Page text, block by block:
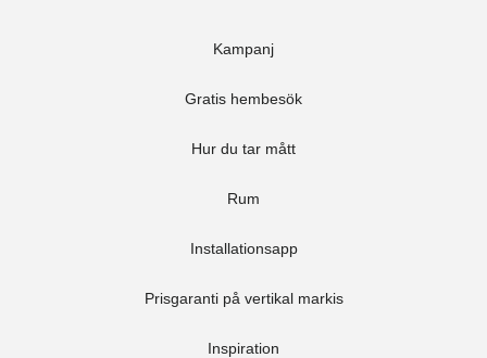
Kampanj
Gratis hembesök
Hur du tar mått
Rum
Installationsapp
Prisgaranti på vertikal markis
Inspiration